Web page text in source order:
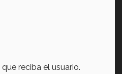
que reciba el usuario.